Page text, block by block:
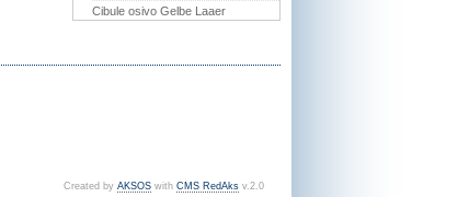
Cibule osivo Gelbe Laaer
Created by AKSOS with CMS RedAks v.2.0